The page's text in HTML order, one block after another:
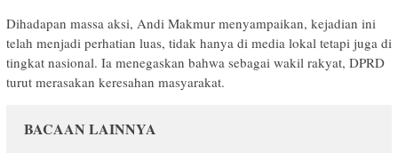
Dihadapan massa aksi, Andi Makmur menyampaikan, kejadian ini
telah menjadi perhatian luas, tidak hanya di media lokal tetapi juga di
tingkat nasional. Ia menegaskan bahwa sebagai wakil rakyat, DPRD
turut merasakan keresahan masyarakat.
BACAAN LAINNYA